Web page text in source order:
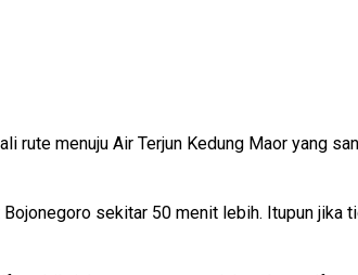
rute menuju Air Terjun Kedung Maor yang
sekitar 50 menit lebih. Itupun jika